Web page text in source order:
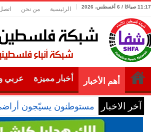
11:17 صباحًا / 6 أغسطس، 2026 الرئيسية من نحن
أهم الأخبار أخبار مميزة عربي
آخر الاخبار مستوطنون يسيّجون أراضي